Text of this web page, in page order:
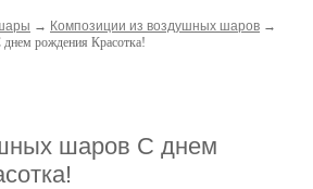
→ Композиции из воздушных шаров →
рождения Красотка!
шаров С днем